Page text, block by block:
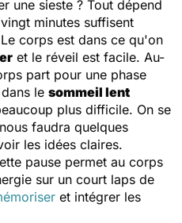
une sieste ? Tout dépend
minutes suffisent
corps est dans ce qu'on
et le réveil est facile. Au-
part pour une phase
le sommeil lent
plus difficile. On se
faudra quelques
les idées claires.
pause permet au corps
sur un court laps de
et intégrer les